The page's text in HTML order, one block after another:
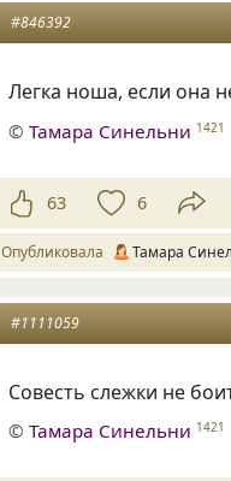
#846392
Легка ноша, если она
©Тамара Синельни 1421
63 6
Опубликовала Тамара
#1111059
Совесть слежки не
©Тамара Синельни 1421